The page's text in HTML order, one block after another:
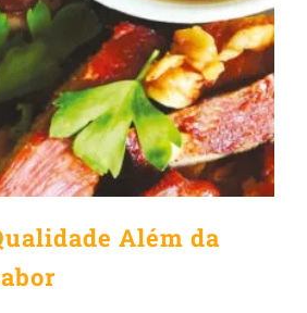
Qualidade Além da
e do sabor
Além da